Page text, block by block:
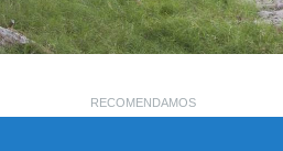
RECOMENDAMOS